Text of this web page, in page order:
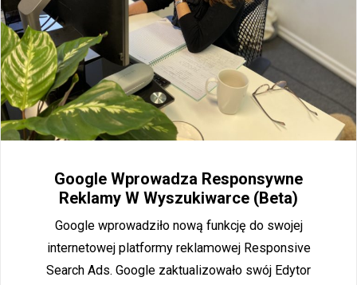
Google Wprowadza Responsywne
Reklamy W Wyszukiwarce (beta)
Google wprowadziło nową funkcję do swojej
internetowej platformy reklamowej Responsive
Search Ads. Google zaktualizowało swój Edytor